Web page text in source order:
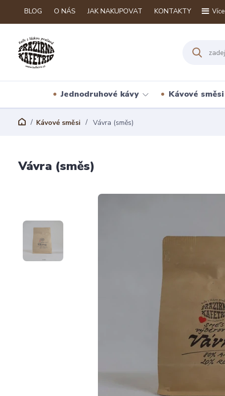
BLOG O NÁS JAK NAKUPOVAT KONTAKTY Více
Jednodruhové kávy Kávové směsi
Kávové směsi Vávra (směs)
Vávra (směs)